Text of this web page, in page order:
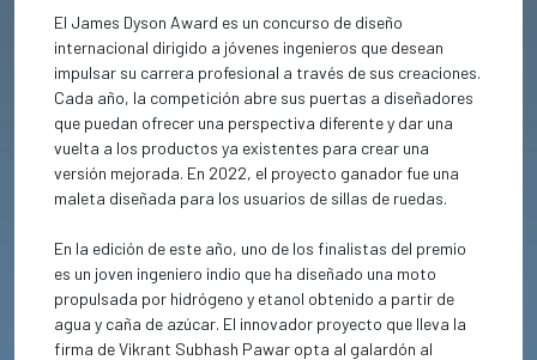
El James Dyson Award es un concurso de diseño
internacional dirigido a jóvenes ingenieros que desean
impulsar su carrera profesional a través de sus creaciones.
Cada año, la competición abre sus puertas a diseñadores
que puedan ofrecer una perspectiva diferente y dar una
vuelta a los productos ya existentes para crear una
versión mejorada. En 2022, el proyecto ganador fue una
maleta diseñada para los usuarios de sillas de ruedas.
En la edición de este año, uno de los finalistas del premio
es un joven ingeniero indio que ha diseñado una moto
propulsada por hidrógeno y etanol obtenido a partir de
agua y caña de azúcar. El innovador proyecto que lleva la
firma de Vikrant Subhash Pawar opta al galardón al